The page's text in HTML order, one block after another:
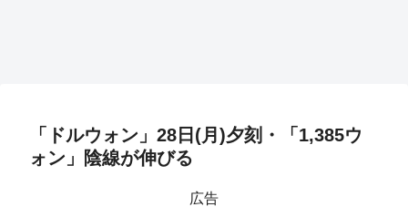
「ドルウォン」28日(月)夕刻・「1,385ウ
ォン」陰線が伸びる
広告